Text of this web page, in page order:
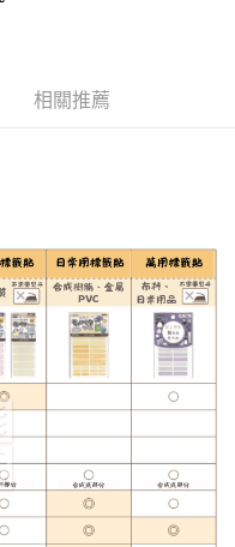
認、核對及更正。
但若您需要取消訂單，請聯絡
問，請聯繫「AFTEE先享後付
support/home
監護人之同意方可使用
之損失，本公司不負相關責
帳號之用戶狀況，依本公司即
之情形，本公司將視審查結果
冊。若發現惡意使用之情形，
用額度並採取法律行動。
相關推薦